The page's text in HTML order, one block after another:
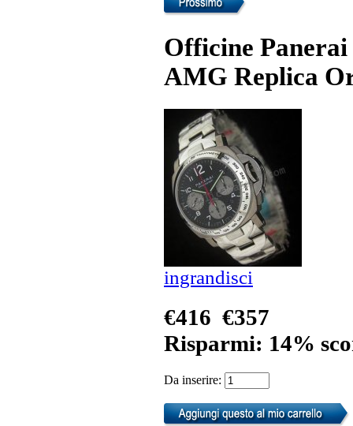
Officine
AMG Replica
ingrandisci
€416 €357
Risparmi: 14%
Da inserire: